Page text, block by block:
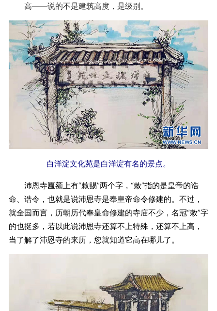
高——说的不是建筑高度，是级别。
白洋淀文化苑是白洋淀有名的景点。
沛恩寺匾额上有“敕赐”两个字，“敕”指的是皇帝的诰
命、诰令，也就是说沛恩寺是奉皇帝命令修建的。不过，
就全国而言，历朝历代奉皇命修建的寺庙不少，名冠“敕”字
的也挺多，若以此说沛恩寺还算不上特殊，还算不上高，
当了解了沛恩寺的来历，您就知道它高在哪儿了。